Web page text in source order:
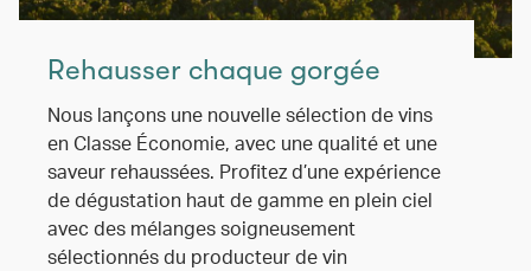
Rehausser chaque gorgée
Nous lançons une nouvelle sélection de vins
en Classe Économie, avec une qualité et une
saveur rehaussées. Profitez d’une expérience
de dégustation haut de gamme en plein ciel
avec des mélanges soigneusement
sélectionnés du producteur de vin